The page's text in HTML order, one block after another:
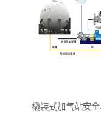
橇装式加气站安